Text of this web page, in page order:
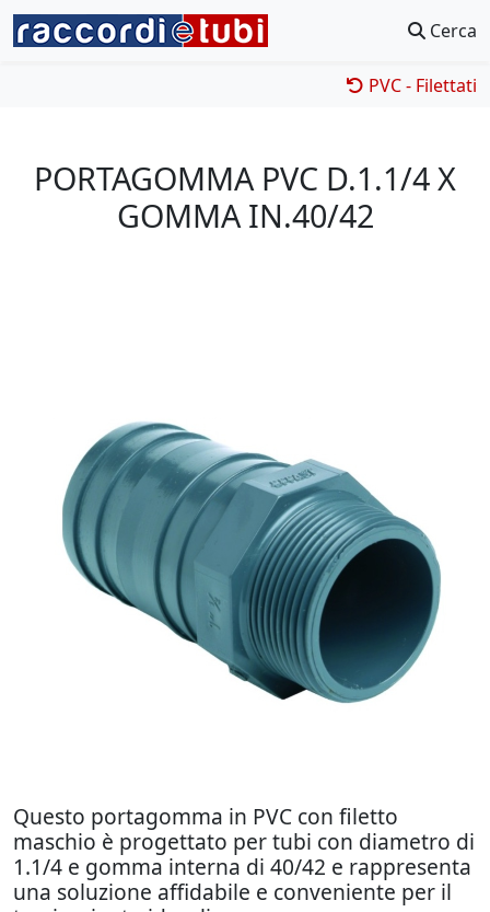
Cerca
PVC - Filettati
PORTAGOMMA PVC D.1.1/4 X
GOMMA IN.40/42
Questo portagomma in PVC con filetto
maschio è progettato per tubi con diametro di
1.1/4 e gomma interna di 40/42 e rappresenta
una soluzione affidabile e conveniente per il